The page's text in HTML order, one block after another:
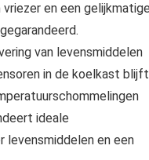
en een
van levensmiddelen
in de koelkast blijft
ideale
levensmiddelen en een